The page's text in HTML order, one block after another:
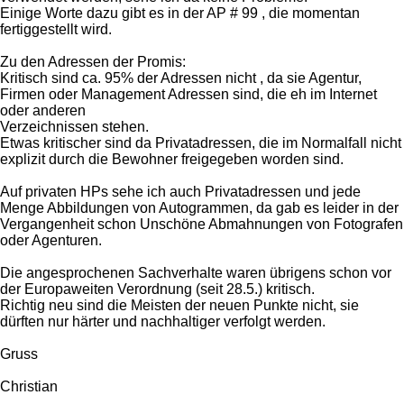
Einige Worte dazu gibt es in der AP # 99 , die momentan
fertiggestellt wird.
Zu den Adressen der Promis:
Kritisch sind ca. 95% der Adressen nicht , da sie Agentur,
Firmen oder Management Adressen sind, die eh im Internet
oder anderen
Verzeichnissen stehen.
Etwas kritischer sind da Privatadressen, die im Normalfall nicht
explizit durch die Bewohner freigegeben worden sind.
Auf privaten HPs sehe ich auch Privatadressen und jede
Menge Abbildungen von Autogrammen, da gab es leider in der
Vergangenheit schon Unschöne Abmahnungen von Fotografen
oder Agenturen.
Die angesprochenen Sachverhalte waren übrigens schon vor
der Europaweiten Verordnung (seit 28.5.) kritisch.
Richtig neu sind die Meisten der neuen Punkte nicht, sie
dürften nur härter und nachhaltiger verfolgt werden.
Gruss
Christian